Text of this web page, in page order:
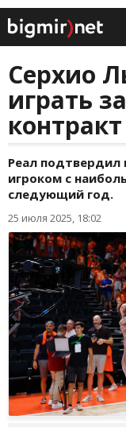
Серхио
играть
Реал подтвердил
игроком с
следующий год.
25 июля 2025, 18:02